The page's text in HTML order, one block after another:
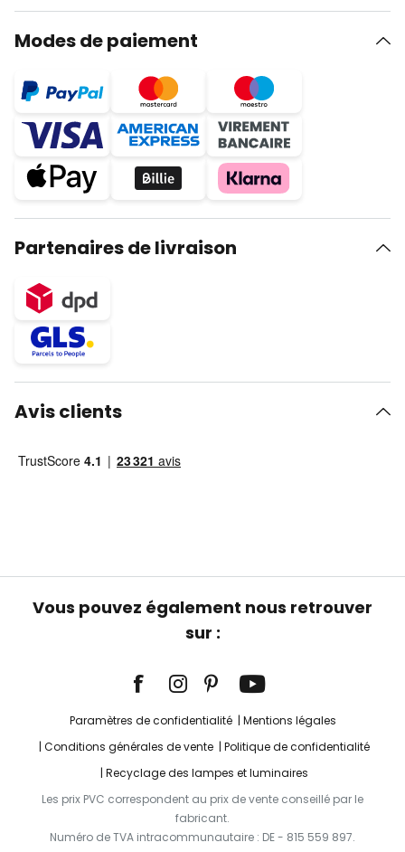
Modes de paiement
Partenaires de livraison
Avis clients
Vous pouvez également nous retrouver
sur :
Paramètres de confidentialité
Mentions légales
Conditions générales de vente
Politique de confidentialité
Recyclage des lampes et luminaires
Les prix PVC correspondent au prix de vente conseillé par le
fabricant.
Numéro de TVA intracommunautaire : DE - 815 559 897.